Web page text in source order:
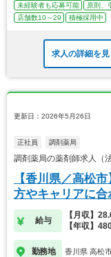
未経験者も応募可能 原則、
店舗数10～29
積極採用中
求人の詳細を見
更新日：2026年5月26日
正社員 調剤薬局
調剤薬局の薬剤師求人（
【香川県／高松
方やキャリアに合
給与
【月収】
【年収】
勤務地 香川県 高松